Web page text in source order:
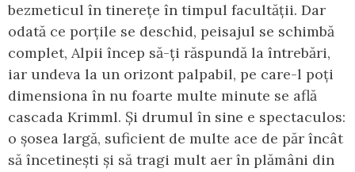
bezmeticul în tinerețe în timpul facultății. Dar
odată ce porțile se deschid, peisajul se schimbă
complet, Alpii încep să-ți răspundă la întrebări,
iar undeva la un orizont palpabil, pe care-l poți
dimensiona în nu foarte multe minute se află
cascada Krimml. Și drumul în sine e spectaculos:
o șosea largă, suficient de multe ace de păr încât
să încetinești și să tragi mult aer în plămâni din